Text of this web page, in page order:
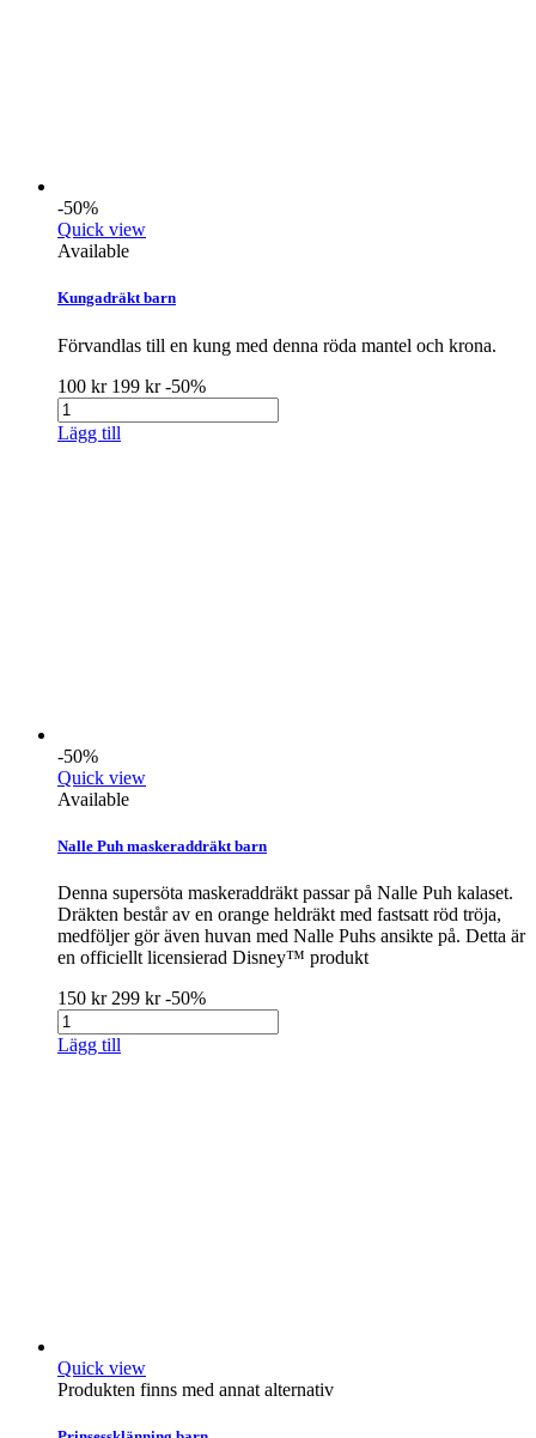
-50%
Quick view
Available
Kungadräkt barn
Förvandlas till en kung med denna röda mantel och krona.
100 kr 199 kr-50%
Lägg till
-50%
Quick view
Available
Nalle Puh maskeraddräkt barn
Denna supersöta maskeraddräkt passar på Nalle Puh kalaset.
Dräkten består av en orange heldräkt med fastsatt röd tröja,
medföljer gör även huvan med Nalle Puhs ansikte på. Detta är
en officiellt licensierad Disney™ produkt
150 kr 299 kr-50%
Lägg till
Quick view
Produkten finns med annat alternativ